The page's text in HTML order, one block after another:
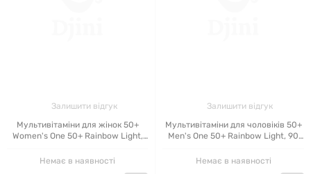
Залишити відгук
Мультивітаміни для жінок 50+
Women's One 50+ Rainbow Light,
Немає в наявності
Залишити відгук
Мультивітаміни для чоловіків 50+
Men's One 50+ Rainbow Light, 90
Немає в наявності